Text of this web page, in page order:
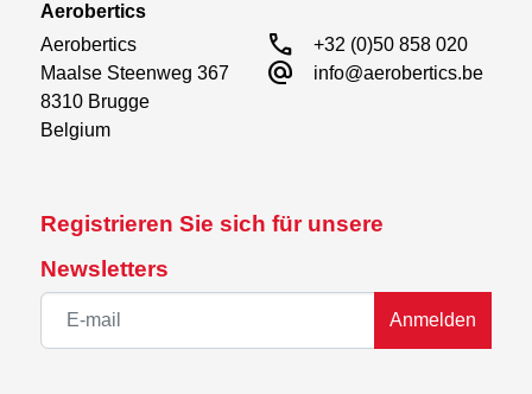
Registrieren Sie sich für unsere
Newsletters
Anmelden
Aerobertics
Aerobertics
Maalse Steenweg 367
8310 Brugge
Belgium
call +32 (0)50 858 020
alternate_email info@aerobertics.be